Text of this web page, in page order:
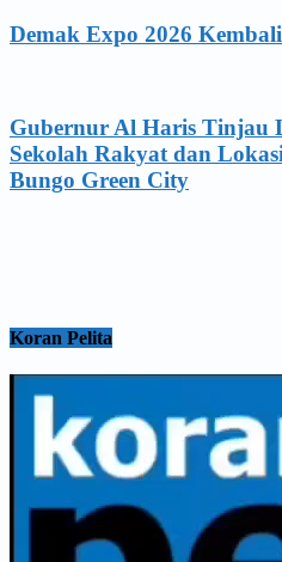
Demak Expo 2026
Gubernur Al Haris Tinjau
Sekolah Rakyat dan
Bungo Green City
Koran Pelita